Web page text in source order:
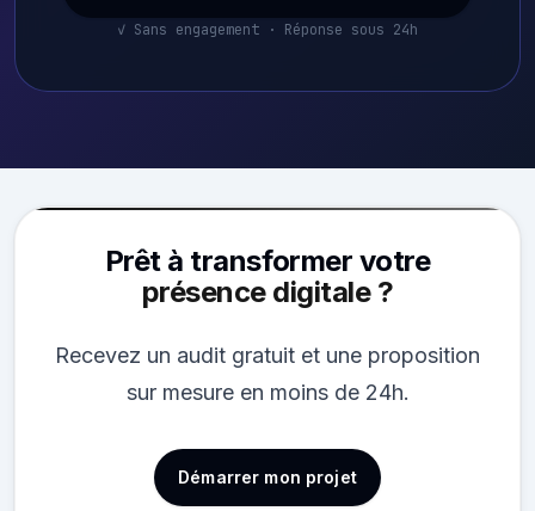
✓ Sans engagement · Réponse sous 24h
Prêt à transformer votre
présence digitale ?
Recevez un audit gratuit et une proposition
sur mesure en moins de 24h.
Démarrer mon projet